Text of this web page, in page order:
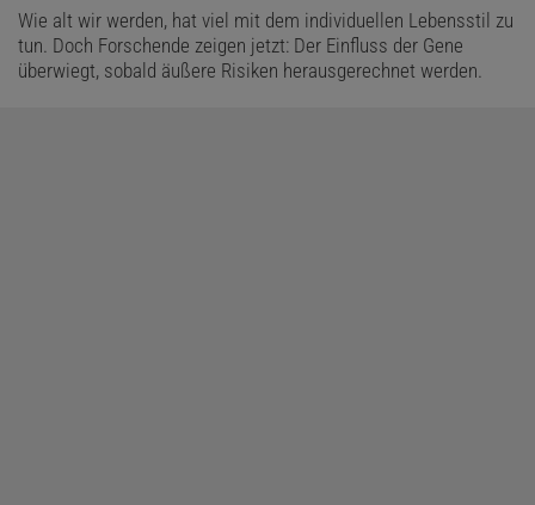
Wie alt wir werden, hat viel mit dem individuellen Lebensstil zu
tun. Doch Forschende zeigen jetzt: Der Einfluss der Gene
überwiegt, sobald äußere Risiken herausgerechnet werden.